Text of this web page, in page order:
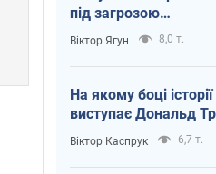
під загрозою
критична логістика
Віктор Ягун 8,0 т.
На якому боці історії
виступає Дональд
Віктор Каспрук 6,7 т.